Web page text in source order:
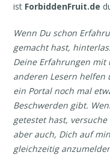
ist ForbiddenFruit.de
Wenn Du schon
gemacht hast,
Deine Erfahrungen mit
anderen Lesern helfen
ein Portal noch mal
Beschwerden gibt.
getestet hast,
aber auch, Dich auf
gleichzeitig